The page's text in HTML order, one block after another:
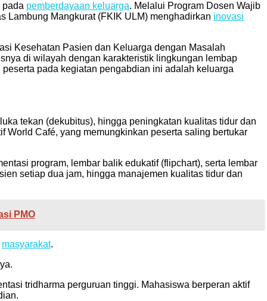
pada pemberdayaan keluarga. Melalui Program Dosen Wajib
Lambung Mangkurat (FKIK ULM) menghadirkan inovasi
Kesehatan Pasien dan Keluarga dengan Masalah
di wilayah dengan karakteristik lingkungan lembap
pada kegiatan pengabdian ini adalah keluarga
tekan (dekubitus), hingga peningkatan kualitas tidur dan
Café, yang memungkinkan peserta saling bertukar
program, lembar balik edukatif (flipchart), serta lembar
setiap dua jam, hingga manajemen kualitas tidur dan
PMO
masyarakat.
tridharma perguruan tinggi. Mahasiswa berperan aktif